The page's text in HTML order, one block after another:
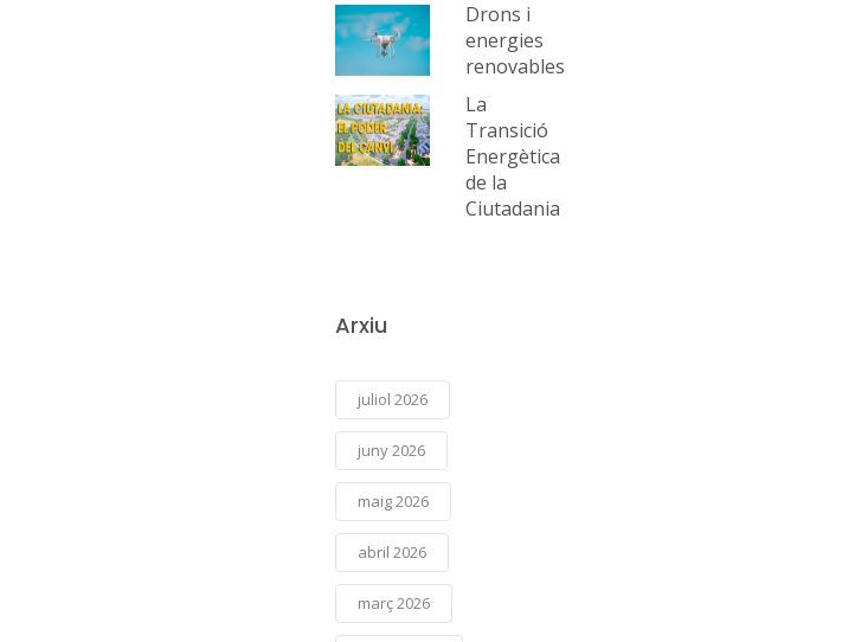
Drons i
energies
renovables
La
Transició
Energètica
de la
Ciutadania
Arxiu
juliol 2026
juny 2026
maig 2026
abril 2026
març 2026